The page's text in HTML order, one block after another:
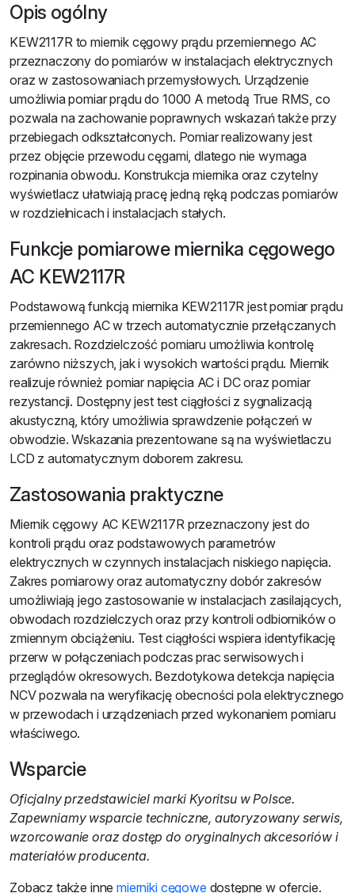
Opis ogólny
KEW2117R to miernik cęgowy prądu przemiennego AC
przeznaczony do pomiarów w instalacjach elektrycznych
oraz w zastosowaniach przemysłowych. Urządzenie
umożliwia pomiar prądu do 1000 A metodą True RMS, co
pozwala na zachowanie poprawnych wskazań także przy
przebiegach odkształconych. Pomiar realizowany jest
przez objęcie przewodu cęgami, dlatego nie wymaga
rozpinania obwodu. Konstrukcja miernika oraz czytelny
wyświetlacz ułatwiają pracę jedną ręką podczas pomiarów
w rozdzielnicach i instalacjach stałych.
Funkcje pomiarowe miernika cęgowego
AC KEW2117R
Podstawową funkcją miernika KEW2117R jest pomiar prądu
przemiennego AC w trzech automatycznie przełączanych
zakresach. Rozdzielczość pomiaru umożliwia kontrolę
zarówno niższych, jak i wysokich wartości prądu. Miernik
realizuje również pomiar napięcia AC i DC oraz pomiar
rezystancji. Dostępny jest test ciągłości z sygnalizacją
akustyczną, który umożliwia sprawdzenie połączeń w
obwodzie. Wskazania prezentowane są na wyświetlaczu
LCD z automatycznym doborem zakresu.
Zastosowania praktyczne
Miernik cęgowy AC KEW2117R przeznaczony jest do
kontroli prądu oraz podstawowych parametrów
elektrycznych w czynnych instalacjach niskiego napięcia.
Zakres pomiarowy oraz automatyczny dobór zakresów
umożliwiają jego zastosowanie w instalacjach zasilających,
obwodach rozdzielczych oraz przy kontroli odbiorników o
zmiennym obciążeniu. Test ciągłości wspiera identyfikację
przerw w połączeniach podczas prac serwisowych i
przeglądów okresowych. Bezdotykowa detekcja napięcia
NCV pozwala na weryfikację obecności pola elektrycznego
w przewodach i urządzeniach przed wykonaniem pomiaru
właściwego.
Wsparcie
Oficjalny przedstawiciel marki Kyoritsu w Polsce.
Zapewniamy wsparcie techniczne, autoryzowany serwis,
wzorcowanie oraz dostęp do oryginalnych akcesoriów i
materiałów producenta.
Zobacz także innemierniki cęgowe dostępne w ofercie.